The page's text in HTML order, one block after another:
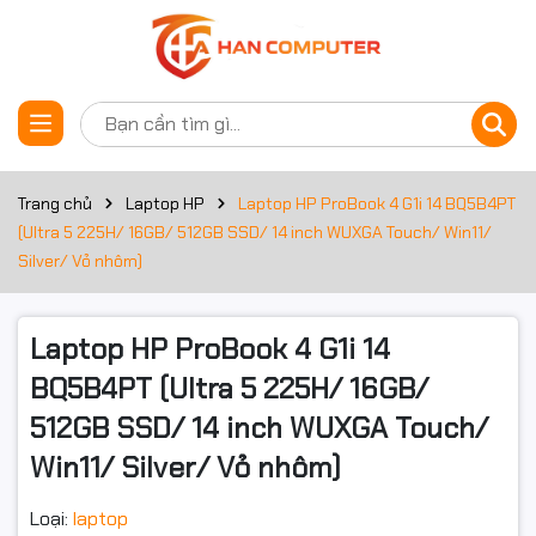
Trang chủ Laptop HP
Laptop HP ProBook 4 G1i 14 BQ5B4PT
(Ultra 5 225H/ 16GB/ 512GB SSD/ 14 inch WUXGA Touch/ Win11/
Silver/ Vỏ nhôm)
Laptop HP ProBook 4 G1i 14
BQ5B4PT (Ultra 5 225H/ 16GB/
512GB SSD/ 14 inch WUXGA Touch/
Win11/ Silver/ Vỏ nhôm)
Loại: laptop
Thông số kỹ thuật
Bộ xử lý
Dòng CPU Ultra 5
CPU
Mã CPU 225H
Tốc độ CPU 1.7 GHz
Tần số turbo
tối đa
Up to 4.9 GHz
Đặt trước sản phẩm